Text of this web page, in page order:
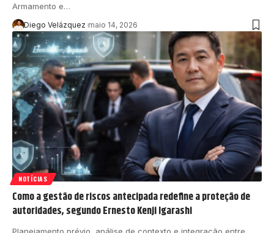
Armamento e…
Diego Velázquez maio 14, 2026
NOTÍCIAS
Como a gestão de riscos antecipada redefine a proteção de
autoridades, segundo Ernesto Kenji Igarashi
Planejamento prévio, análise de contexto e integração entre